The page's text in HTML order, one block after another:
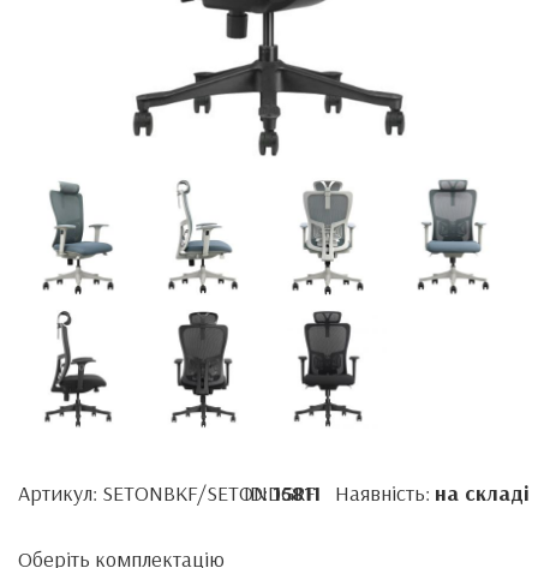
ID:15811 Наявність: на складі
Артикул: SETONBKF/SETONDGRF
Оберіть комплектацію